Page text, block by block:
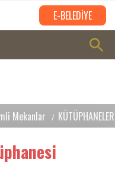
E-BELEDİYE
Mekanlar KÜTÜPHANELER